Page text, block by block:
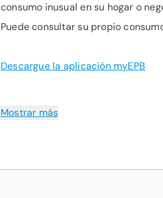
consumo inusual en su hogar o
Puede consultar su propio
Descargue la aplicación myEPB
Mostrar más